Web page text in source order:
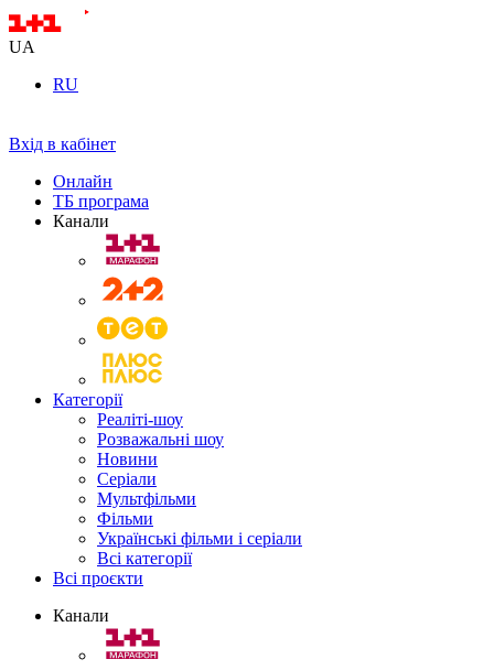
UA
RU
Вхід в кабінет
Онлайн
ТБ програма
Канали
Категорії
Реаліті-шоу
Розважальні шоу
Новини
Серіали
Мультфільми
Фільми
Українські фільми і серіали
Всі категорії
Всі проєкти
Канали